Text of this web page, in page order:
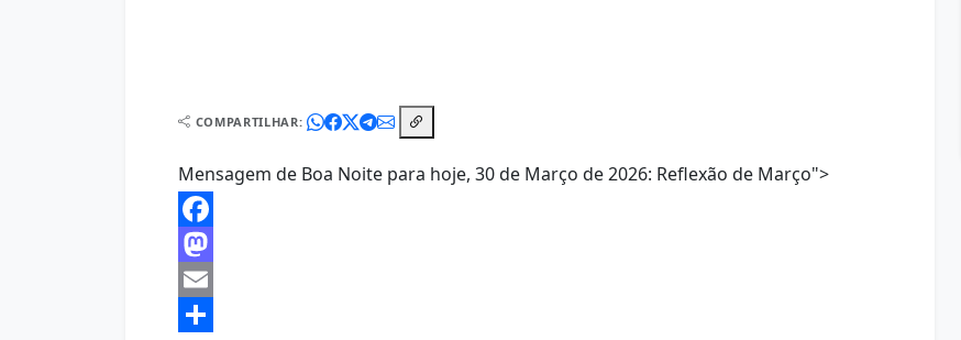
COMPARTILHAR:
Mensagem de Boa Noite para hoje, 30 de Março de 2026: Reflexão de Março">
Facebook
Mastodon
Email